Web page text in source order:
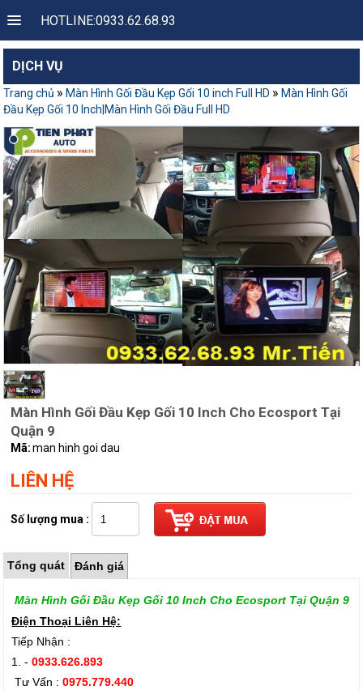
HOTLINE:0933.62.68.93
DỊCH VỤ
Trang chủ » Màn Hình Gối Đầu Kẹp Gối 10 inch Full HD » Màn Hình Gối
Đầu Kẹp Gối 10 Inch|Màn Hình Gối Đầu Full HD
Màn Hình Gối Đầu Kẹp Gối 10 Inch Cho Ecosport Tại
Quận 9
Mã: man hinh goi dau
LIÊN HỆ
Số lượng mua :
Tổng quát Đánh giá
Màn Hình Gối Đầu Kẹp Gối 10 Inch Cho Ecosport Tại Quận 9
Điện Thoại Liên Hệ:
Tiếp Nhận :
1. -0933.626.893
Tư Vấn :0975.779.440